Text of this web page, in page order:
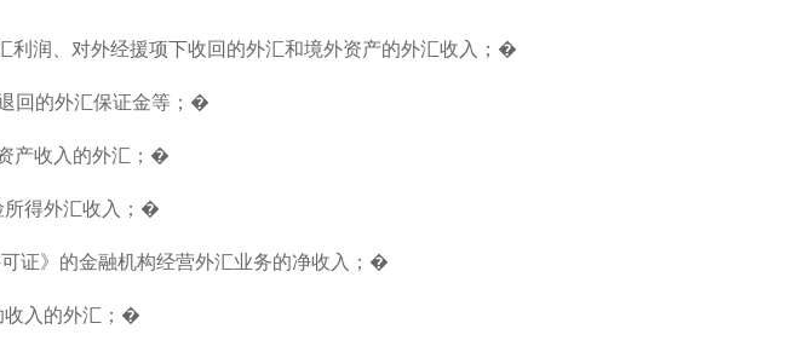
利润、对外经援项下收回的外汇和境外资产的外汇收入；�
回的外汇保证金等；�
产收入的外汇；�
所得外汇收入；�
证》的金融机构经营外汇业务的净收入；�
收入的外汇；�